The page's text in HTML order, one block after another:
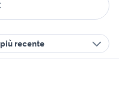
recente